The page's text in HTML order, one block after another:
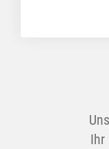
Ihr